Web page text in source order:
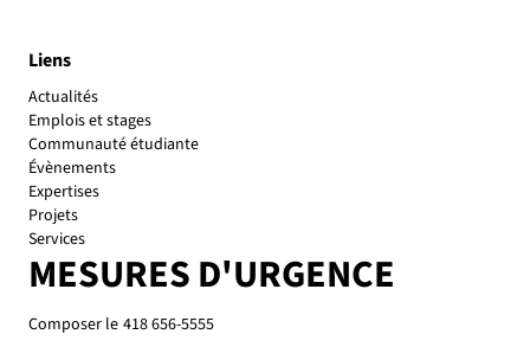
Liens
Actualités
Emplois et stages
Communauté étudiante
Évènements
Expertises
Projets
Services
MESURES D'URGENCE
Composer le 418 656-5555